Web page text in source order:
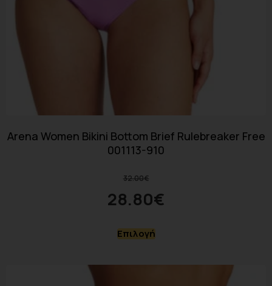
Arena Women Bikini Bottom Brief Rulebreaker Free
001113-910
32.00€
28.80€
Επιλογή